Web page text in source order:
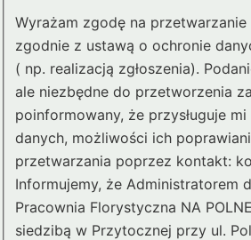
Wyrażam zgodę na
zgodnie z ustawą o ochronie
( np. realizacją zgłoszenia).
ale niezbędne do przetworzenia
poinformowany, że przysługuje
danych, możliwości ich
przetwarzania poprzez kontakt:
Informujemy, że Administratorem
Pracownia Florystyczna NA
siedzibą w Przytocznej przy ul.